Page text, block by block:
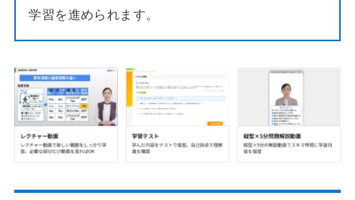
学習を進められます。